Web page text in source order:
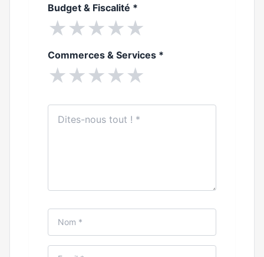
Budget & Fiscalité *
★★★★★
Commerces & Services *
★★★★★